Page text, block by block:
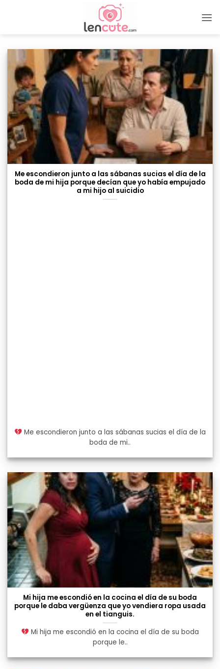
Me escondieron junto a las sábanas sucias el día de la
boda de mi hija porque decían que yo había empujado
a mi hijo al suicidio
Me escondieron junto a las sábanas sucias el día de la
boda de mi..
Mi hija me escondió en la cocina el día de su boda
porque le daba vergüenza que yo vendiera ropa usada
en el tianguis.
Mi hija me escondió en la cocina el día de su boda
porque le..